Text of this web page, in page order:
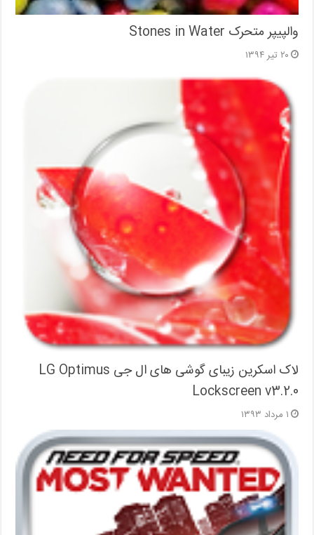
والپیپر متحرک Stones in Water
۲۰ تیر ۱۳۹۴
لاک اسکرین زیبای گوشی های ال جی LG Optimus
Lockscreen v3.2.0
۱ مرداد ۱۳۹۳